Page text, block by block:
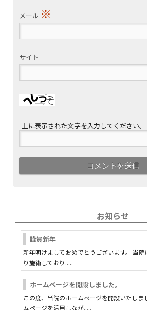
メール ※
サイト
上に表示された文字を入力してください。
お知らせ
謹賀新年
新年明けましておめでとうございます。 当
り施術しており.....
ホームページを開設しました。
この度、当院のホームページを開設いたしま
ムページを活用しなが.....